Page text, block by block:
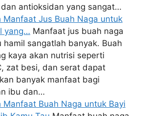
antioksidan yang sangat…
Manfaat Jus Buah Naga untuk
yang… Manfaat jus buah naga
hamil sangatlah banyak. Buah
kaya akan nutrisi seperti
zat besi, dan serat dapat
banyak manfaat bagi
ibu dan…
Manfaat Buah Naga untuk Bayi